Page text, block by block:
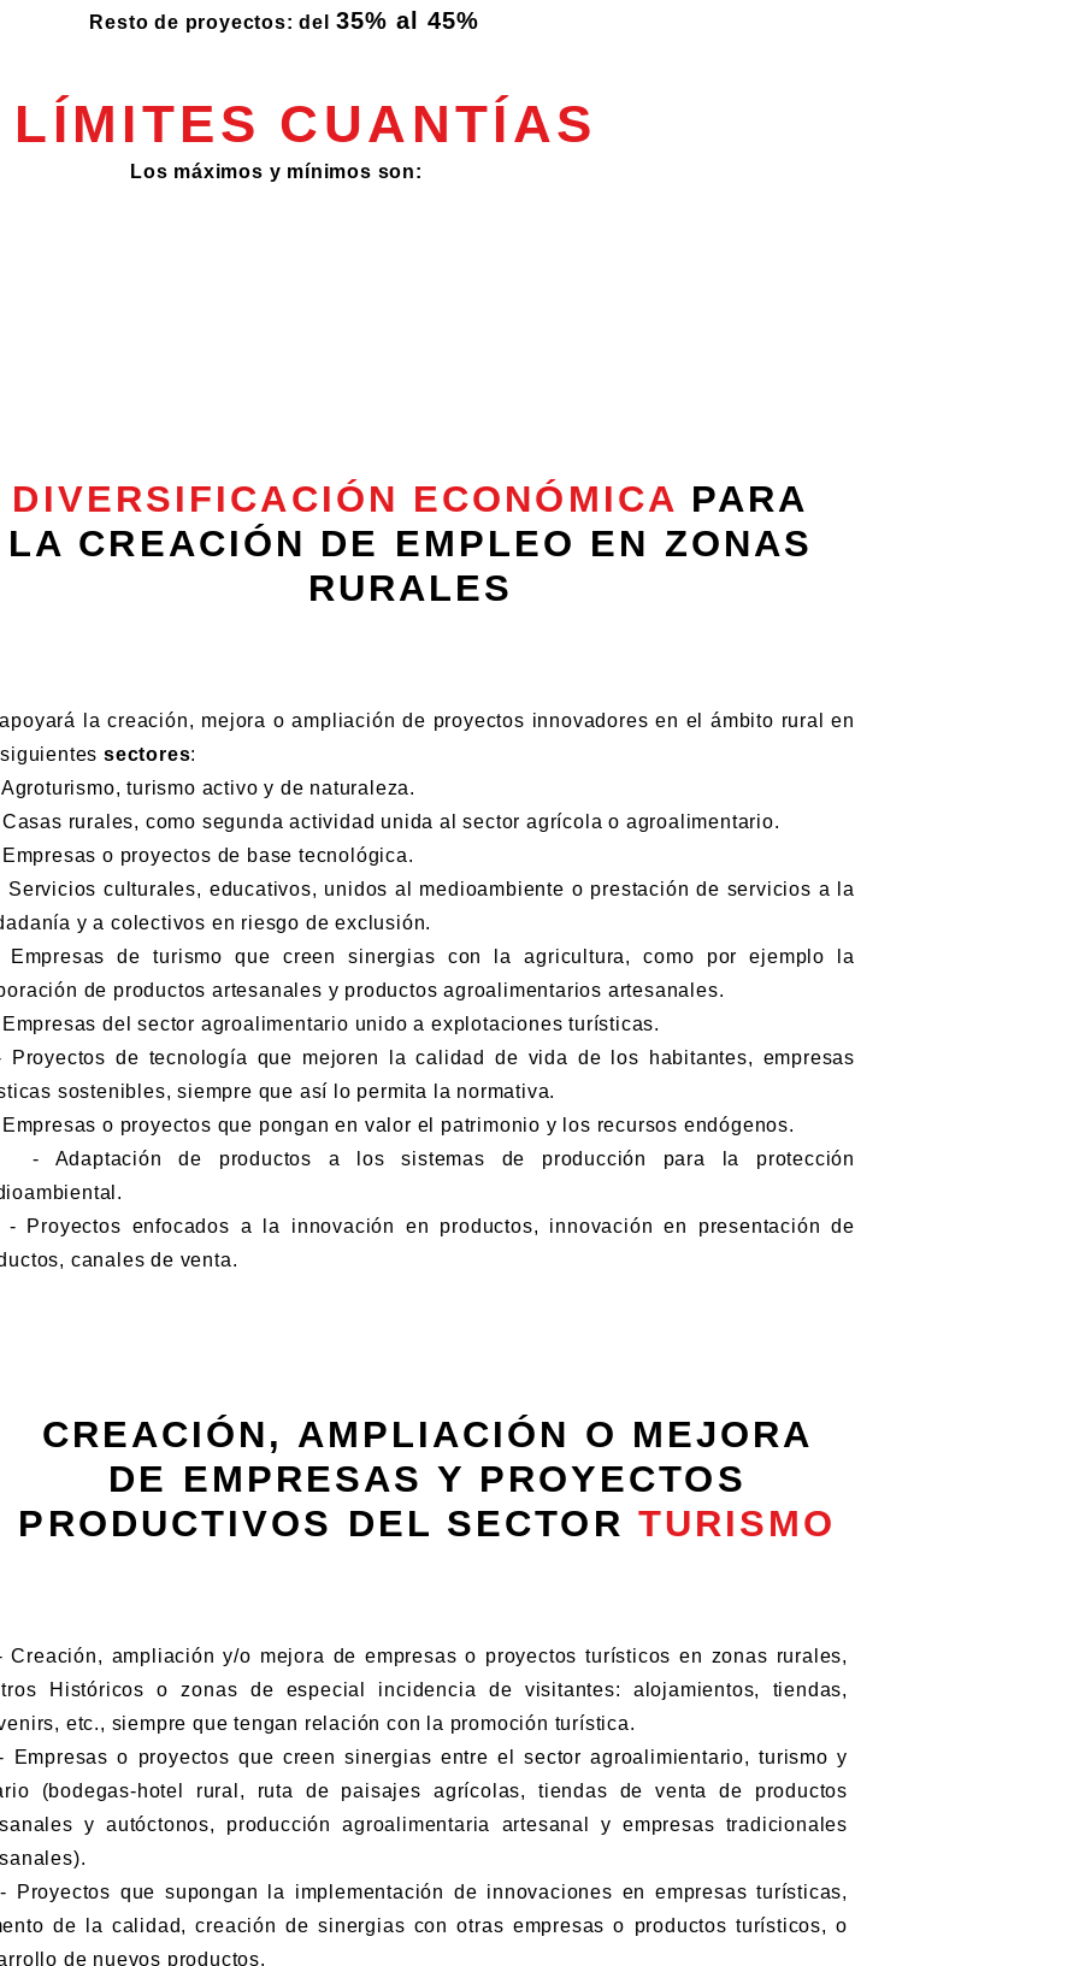
Resto de proyectos: del 35% al 45%
LÍMITES CUANTÍAS
Los máximos y mínimos son:
DIVERSIFICACIÓN ECONÓMICA PARA
LA CREACIÓN DE EMPLEO EN ZONAS
RURALES
la creación, mejora o ampliación de proyectos innovadores en el ámbito rural en
sectores:
turismo activo y de naturaleza.
rurales, como segunda actividad unida al sector agrícola o agroalimentario.
o proyectos de base tecnológica.
culturales, educativos, unidos al medioambiente o prestación de servicios a la
y a colectivos en riesgo de exclusión.
de turismo que creen sinergias con la agricultura, como por ejemplo la
de productos artesanales y productos agroalimentarios artesanales.
del sector agroalimentario unido a explotaciones turísticas.
de tecnología que mejoren la calidad de vida de los habitantes, empresas
sostenibles, siempre que así lo permita la normativa.
o proyectos que pongan en valor el patrimonio y los recursos endógenos.
de productos a los sistemas de producción para la protección
enfocados a la innovación en productos, innovación en presentación de
canales de venta.
CREACIÓN, AMPLIACIÓN O MEJORA
DE EMPRESAS Y PROYECTOS
PRODUCTIVOS DEL SECTOR TURISMO
ampliación y/o mejora de empresas o proyectos turísticos en zonas rurales,
Históricos o zonas de especial incidencia de visitantes: alojamientos, tiendas,
etc., siempre que tengan relación con la promoción turística.
o proyectos que creen sinergias entre el sector agroalimientario, turismo y
(bodegas-hotel rural, ruta de paisajes agrícolas, tiendas de venta de productos
y autóctonos, producción agroalimentaria artesanal y empresas tradicionales
que supongan la implementación de innovaciones en empresas turísticas,
de la calidad, creación de sinergias con otras empresas o productos turísticos, o
de nuevos productos.